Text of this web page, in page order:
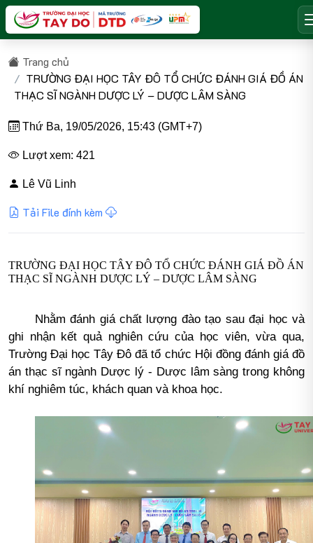
Trang chủ
TRƯỜNG ĐẠI HỌC TÂY ĐÔ TỔ CHỨC ĐÁNH GIÁ ĐỒ ÁN
THẠC SĨ NGÀNH DƯỢC LÝ – DƯỢC LÂM SÀNG
Thứ Ba, 19/05/2026, 15:43 (GMT+7)
Lượt xem: 421
Lê Vũ Linh
Tải File đính kèm
TRƯỜNG ĐẠI HỌC TÂY ĐÔ TỔ CHỨC ĐÁNH GIÁ ĐỒ ÁN
THẠC SĨ NGÀNH DƯỢC LÝ – DƯỢC LÂM SÀNG
Nhằm đánh giá chất lượng đào tạo sau đại học và
ghi nhận kết quả nghiên cứu của học viên, vừa qua,
Trường Đại học Tây Đô đã tổ chức Hội đồng đánh giá đồ
án thạc sĩ ngành Dược lý - Dược lâm sàng trong không
khí nghiêm túc, khách quan và khoa học.